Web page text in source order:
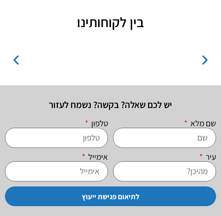
בין לקוחותינו
יש לכם שאלה? בקשה? נשמח לעזור
שם מלא טלפון
עיר אימייל
לתיאום פגישת ייעוץ